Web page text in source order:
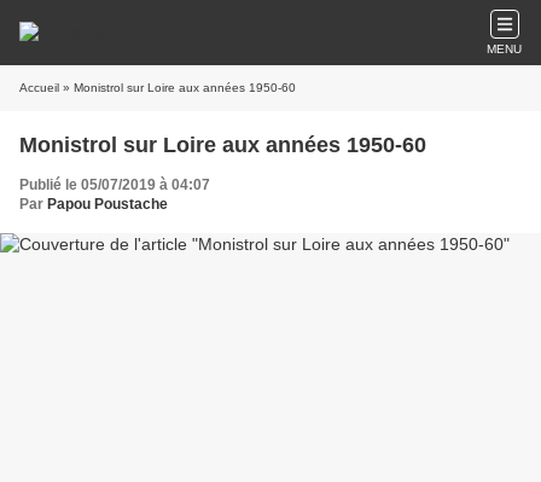
MENU
Accueil » Monistrol sur Loire aux années 1950-60
Monistrol sur Loire aux années 1950-60
Publié le 05/07/2019 à 04:07
Par Papou Poustache